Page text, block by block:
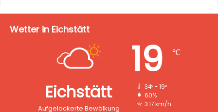
Wetter in Eichstätt
Eichstätt
Aufgelockerte Bewölkung
19 ℃
34º - 19º
60%
3.17 km/h